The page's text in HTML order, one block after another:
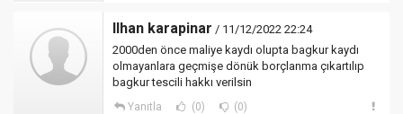
Ilhan karapinar / 11/12/2022 22:24
2000den önce maliye kaydı olupta bagkur kaydı
olmayanlara geçmişe dönük borçlanma çıkartılıp
bagkur tescili hakkı verilsin
Yanıtla (0) (0)